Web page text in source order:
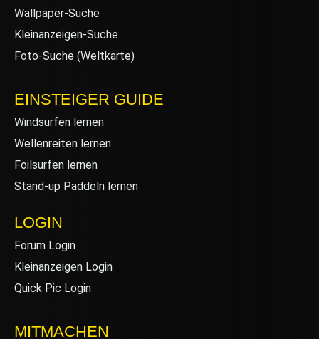
Wallpaper-Suche
Kleinanzeigen-Suche
Foto-Suche (Weltkarte)
EINSTEIGER GUIDE
Windsurfen lernen
Wellenreiten lernen
Foilsurfen lernen
Stand-up Paddeln lernen
LOGIN
Forum Login
Kleinanzeigen Login
Quick Pic Login
MITMACHEN